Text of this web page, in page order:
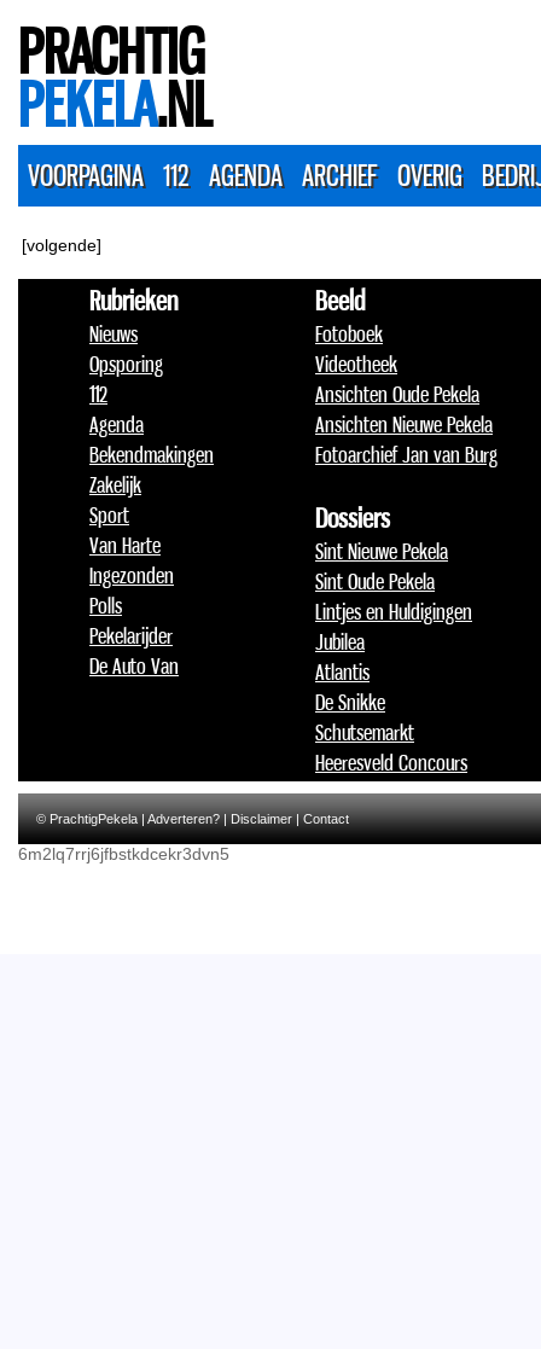
PRACHTIG
PEKELA.NL
VOORPAGINA 112 AGENDA ARCHIEF OVERIG
[volgende]
Rubrieken
Nieuws
Opsporing
112
Agenda
Bekendmakingen
Zakelijk
Sport
Van Harte
Ingezonden
Polls
Pekelarijder
De Auto Van
Beeld
Fotoboek
Videotheek
Ansichten Oude Pekela
Ansichten Nieuwe Pekela
Fotoarchief Jan van Burg
Dossiers
Sint Nieuwe Pekela
Sint Oude Pekela
Lintjes en Huldigingen
Jubilea
Atlantis
De Snikke
Schutsemarkt
Heeresveld Concours
© PrachtigPekela |Adverteren?|Disclaimer|Contact
6m2lq7rrj6jfbstkdcekr3dvn5